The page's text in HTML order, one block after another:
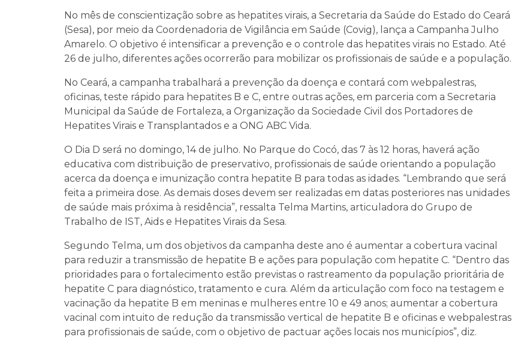
No mês de conscientização sobre as hepatites virais, a Secretaria da Saúde do Estado do Ceará
(Sesa), por meio da Coordenadoria de Vigilância em Saúde (Covig), lança a Campanha Julho
Amarelo. O objetivo é intensificar a prevenção e o controle das hepatites virais no Estado. Até
26 de julho, diferentes ações ocorrerão para mobilizar os profissionais de saúde e a população.
No Ceará, a campanha trabalhará a prevenção da doença e contará com webpalestras,
oficinas, teste rápido para hepatites B e C, entre outras ações, em parceria com a Secretaria
Municipal da Saúde de Fortaleza, a Organização da Sociedade Civil dos Portadores de
Hepatites Virais e Transplantados e a ONG ABC Vida.
O Dia D será no domingo, 14 de julho. No Parque do Cocó, das 7 às 12 horas, haverá ação
educativa com distribuição de preservativo, profissionais de saúde orientando a população
acerca da doença e imunização contra hepatite B para todas as idades. “Lembrando que será
feita a primeira dose. As demais doses devem ser realizadas em datas posteriores nas unidades
de saúde mais próxima à residência”, ressalta Telma Martins, articuladora do Grupo de
Trabalho de IST, Aids e Hepatites Virais da Sesa.
Segundo Telma, um dos objetivos da campanha deste ano é aumentar a cobertura vacinal
para reduzir a transmissão de hepatite B e ações para população com hepatite C. “Dentro das
prioridades para o fortalecimento estão previstas o rastreamento da população prioritária de
hepatite C para diagnóstico, tratamento e cura. Além da articulação com foco na testagem e
vacinação da hepatite B em meninas e mulheres entre 10 e 49 anos; aumentar a cobertura
vacinal com intuito de redução da transmissão vertical de hepatite B e oficinas e webpalestras
para profissionais de saúde, com o objetivo de pactuar ações locais nos municípios”, diz.